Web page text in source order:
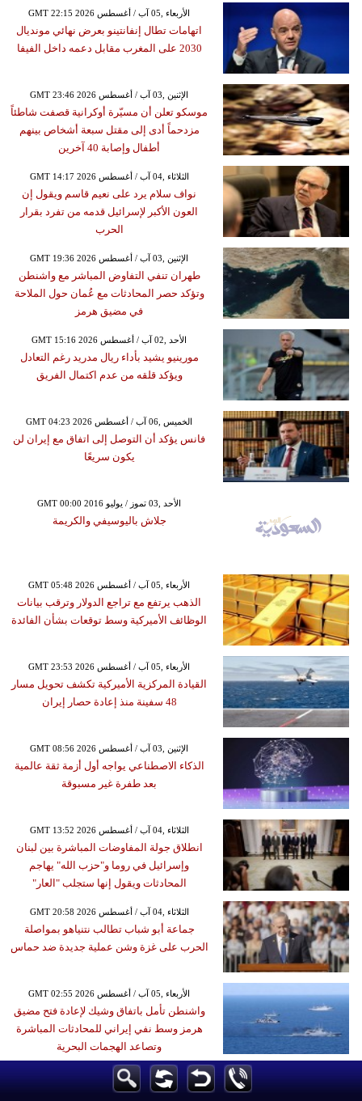
GMT 22:15 2026 الأربعاء ,05 آب / أغسطس
اتهامات تطال إنفانتينو بعرض نهائي مونديال
2030 على المغرب مقابل دعمه داخل الفيفا
GMT 23:46 2026 الإثنين ,03 آب / أغسطس
موسكو تعلن أن مسيّرة أوكرانية قصفت شاطئاً
مزدحماً أدى إلى مقتل سبعة أشخاص بينهم
أطفال وإصابة 40 آخرين
GMT 14:17 2026 الثلاثاء ,04 آب / أغسطس
نواف سلام يرد على نعيم قاسم ويقول إن
العون الأكبر لإسرائيل قدمه من تفرد بقرار
الحرب
GMT 19:36 2026 الإثنين ,03 آب / أغسطس
طهران تنفي التفاوض المباشر مع واشنطن
وتؤكد حصر المحادثات مع عُمان حول الملاحة
في مضيق هرمز
GMT 15:16 2026 الأحد ,02 آب / أغسطس
مورينيو يشيد بأداء ريال مدريد رغم التعادل
ويؤكد قلقه من عدم اكتمال الفريق
GMT 04:23 2026 الخميس ,06 آب / أغسطس
فانس يؤكد أن التوصل إلى اتفاق مع إيران لن
يكون سريعًا
GMT 00:00 2016 الأحد ,03 تموز / يوليو
جلاش باليوسيفي والكريمة
GMT 05:48 2026 الأربعاء ,05 آب / أغسطس
الذهب يرتفع مع تراجع الدولار وترقب بيانات
الوظائف الأميركية وسط توقعات بشأن الفائدة
GMT 23:53 2026 الأربعاء ,05 آب / أغسطس
القيادة المركزية الأميركية تكشف تحويل مسار
48 سفينة منذ إعادة حصار إيران
GMT 08:56 2026 الإثنين ,03 آب / أغسطس
الذكاء الاصطناعي يواجه أول أزمة ثقة عالمية
بعد طفرة غير مسبوقة
GMT 13:52 2026 الثلاثاء ,04 آب / أغسطس
انطلاق جولة المفاوضات المباشرة بين لبنان
وإسرائيل في روما و"حزب الله" يهاجم
المحادثات ويقول إنها ستجلب "العار"
GMT 20:58 2026 الثلاثاء ,04 آب / أغسطس
جماعة أبو شباب تطالب نتنياهو بمواصلة
الحرب على غزة وشن عملية جديدة ضد حماس
GMT 02:55 2026 الأربعاء ,05 آب / أغسطس
واشنطن تأمل باتفاق وشيك لإعادة فتح مضيق
هرمز وسط نفي إيراني للمحادثات المباشرة
وتصاعد الهجمات البحرية
GMT 13:57 2026 الثلاثاء ,04 آب / أغسطس
مجلس السلام يُعلن أن نزع سلاح حماس شرط